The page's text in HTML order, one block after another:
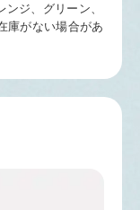
ンジ、グリーン、
庫がない場合があ